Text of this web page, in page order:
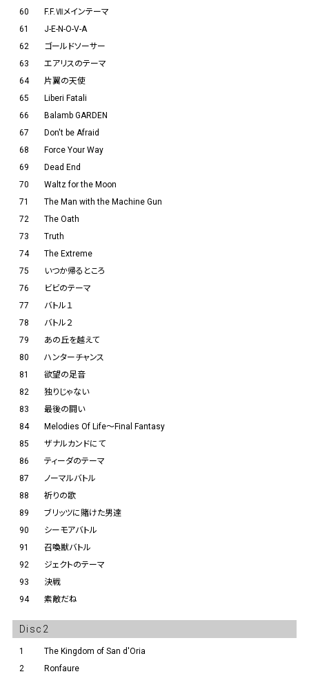
60
F.F.Ⅶメインテーマ
61
J-E-N-O-V-A
62
ゴールドソーサー
63
エアリスのテーマ
64
片翼の天使
65
Liberi Fatali
66
Balamb GARDEN
67
Don't be Afraid
68
Force Your Way
69
Dead End
70
Waltz for the Moon
71
The Man with the Machine Gun
72
The Oath
73
Truth
74
The Extreme
75
いつか帰るところ
76
ビビのテーマ
77
バトル１
78
バトル２
79
あの丘を越えて
80
ハンターチャンス
81
欲望の足音
82
独りじゃない
83
最後の闘い
84
Melodies Of Life～Final Fantasy
85
ザナルカンドにて
86
ティーダのテーマ
87
ノーマルバトル
88
祈りの歌
89
ブリッツに賭けた男達
90
シーモアバトル
91
召喚獣バトル
92
ジェクトのテーマ
93
決戦
94
素敵だね
Disc2
1
The Kingdom of San d'Oria
2
Ronfaure